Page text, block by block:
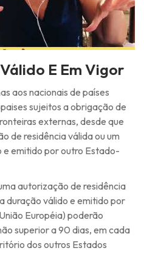
E Em Vigor
aos nacionais de países
sujeitos a obrigação de
externas, desde que
de residência válida ou um
e emitido por outro Estado-
autorização de residência
duração válido e emitido por
Européia) poderão
superior a 90 dias, em cada
dos outros Estados